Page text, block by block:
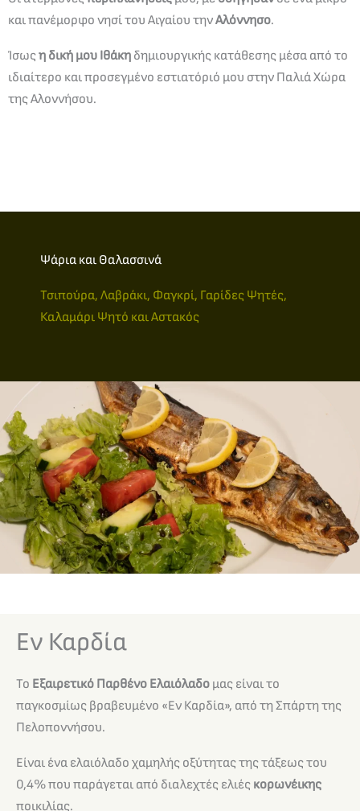
και πανέμορφο νησί του Αιγαίου τηνΑλόννησο.
Ίσωςη δική μου Ιθάκη δημιουργικής κατάθεσης μέσα από το
ιδιαίτερο και προσεγμένο εστιατόριό μου στην Παλιά Χώρα
της Αλοννήσου.
Ψάρια και Θαλασσινά
Τσιπούρα, Λαβράκι, Φαγκρί, Γαρίδες Ψητές,
Καλαμάρι Ψητό και Αστακός
Εν Καρδία
Το Εξαιρετικό Παρθένο Ελαιόλαδο μας είναι το
παγκοσμίως βραβευμένο «Εν Καρδία», από τη Σπάρτη της
Πελοποννήσου.
Είναι ένα ελαιόλαδο χαμηλής οξύτητας της τάξεως του
0,4% που παράγεται από διαλεχτές ελιές κορωνέικης
ποικιλίας.